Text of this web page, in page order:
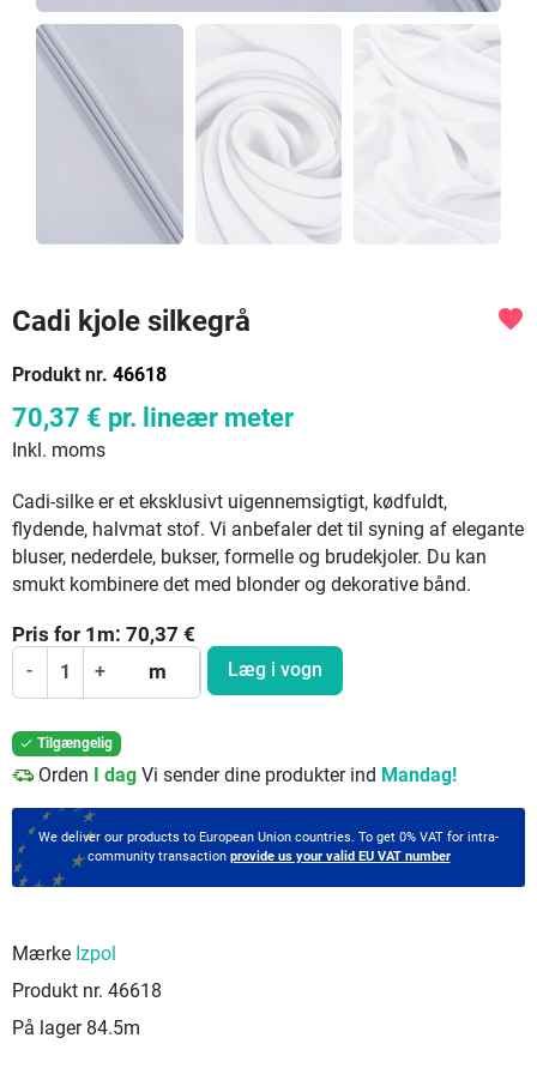
Cadi kjole silkegrå
Produkt nr. 46618
favorite
70,37 € pr. lineær meter
Inkl. moms
Cadi-silke er et eksklusivt uigennemsigtigt, kødfuldt,
flydende, halvmat stof. Vi anbefaler det til syning af elegante
bluser, nederdele, bukser, formelle og brudekjoler. Du kan
smukt kombinere det med blonder og dekorative bånd.
Pris for 1 m: 70,37 €
- + m Læg i vogn
 Tilgængelig
Orden I dag Vi sender dine produkter ind Mandag!
We deliver our products to European Union countries. To get 0% VAT for intra-
community transaction provide us your valid EU VAT number
Mærke Izpol
Produkt nr. 46618
På lager 84.5m